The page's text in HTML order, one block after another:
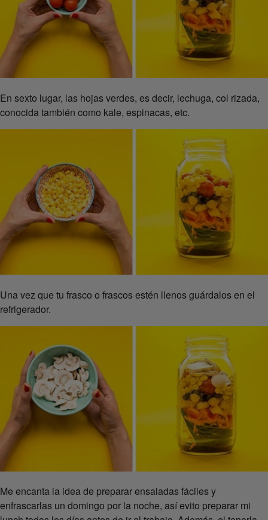
En sexto lugar, las hojas verdes, es decir, lechuga, col rizada,
conocida también como kale, espinacas, etc.
Una vez que tu frasco o frascos estén llenos guárdalos en el
refrigerador.
Me encanta la idea de preparar ensaladas fáciles y
enfrascarlas un domingo por la noche, así evito preparar mi